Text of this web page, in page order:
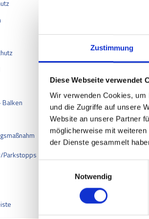
Zustimmung
Diese Webseite verwendet
Wir verwenden Cookies,
und die Zugriffe auf unsere
Website an unsere Partner
möglicherweise mit
der Dienste gesammelt
Notwendig
Balken
Parkstopps
insbesondere
Die EU-
https://
Wir sind nicht
Möglichkeit